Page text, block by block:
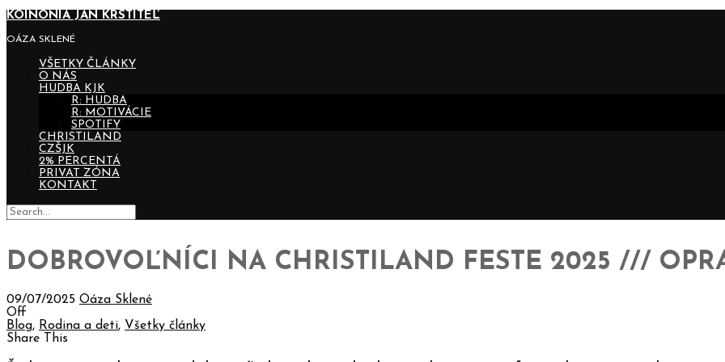
KOINONIA JÁN KRSTITEĽ
OÁZA SKLENÉ
VŠETKY ČLÁNKY
O NÁS
HUDBA KJK
R: HUDBA
R: MOTIVÁCIE
SPOTIFY
CHRISTILAND
CZŠJK
2% PERCENTÁ
PRIVAT ZÓNA
KONTAKT
DOBROVOĽNÍCI NA CHRISTILAND FESTE 2025 ///
09/07/2025 Oáza Sklené
Off
Blog, Rodina a deti, Všetky články
Share This